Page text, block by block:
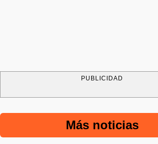
PUBLICIDAD
Más noticias